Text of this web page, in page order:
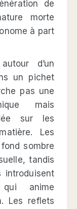
de
morte
à part
d’un
un pichet
pas une
mais
sur les
Les
sombre
tandis
anime
Les reflets